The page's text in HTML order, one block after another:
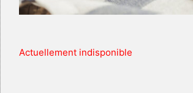
Actuellement indisponible